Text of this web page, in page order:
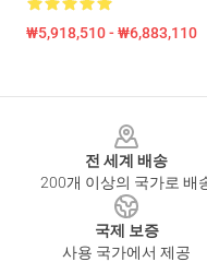
₩5,918,510 - ₩6,883,110
전 세계 배송
200개 이상의 국가로 배
국제 보증
사용 국가에서 제공